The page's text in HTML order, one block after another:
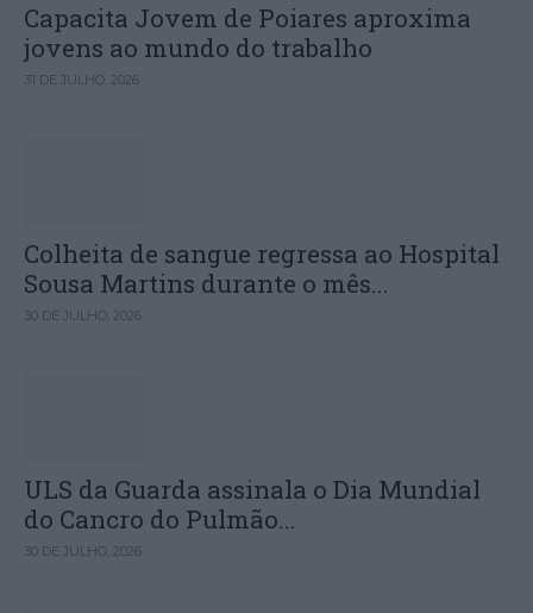
Capacita Jovem de Poiares aproxima
jovens ao mundo do trabalho
31 DE JULHO, 2026
Colheita de sangue regressa ao Hospital
Sousa Martins durante o mês...
30 DE JULHO, 2026
ULS da Guarda assinala o Dia Mundial
do Cancro do Pulmão...
30 DE JULHO, 2026